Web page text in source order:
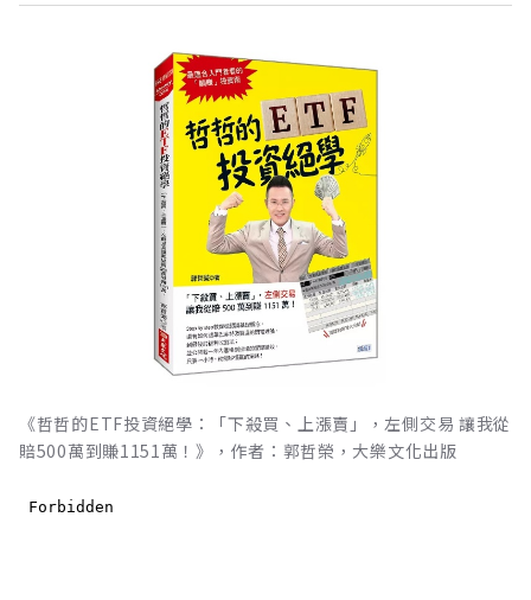
《哲哲的ETF投資絕學：「下殺買、上漲賣」，左側交易 讓我從
賠500萬到賺1151萬！》，作者：郭哲榮，大樂文化出版